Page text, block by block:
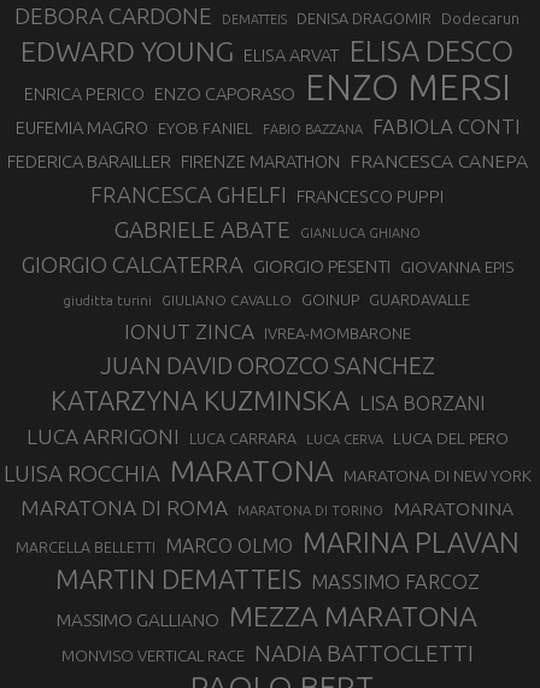
DEBORA CARDONE DEMATTEIS DENISA DRAGOMIR Dodecarun
EDWARD YOUNG ELISA ARVAT ELISA DESCO
ENRICA PERICO ENZO CAPORASO ENZO MERSI
EUFEMIA MAGRO EYOB FANIEL FABIO BAZZANA FABIOLA CONTI
FEDERICA BARAILLER FIRENZE MARATHON FRANCESCA CANEPA
FRANCESCA GHELFI FRANCESCO PUPPI
GABRIELE ABATE GIANLUCA GHIANO
GIORGIO CALCATERRA GIORGIO PESENTI GIOVANNA EPIS
giuditta turini GIULIANO CAVALLO GOINUP GUARDAVALLE
IONUT ZINCA IVREA-MOMBARONE
JUAN DAVID OROZCO SANCHEZ
KATARZYNA KUZMINSKA LISA BORZANI
LUCA ARRIGONI LUCA CARRARA LUCA CERVA LUCA DEL PERO
LUISA ROCCHIA MARATONA MARATONA DI NEW YORK
MARATONA DI ROMA MARATONA DI TORINO MARATONINA
MARCELLA BELLETTI MARCO OLMO MARINA PLAVAN
MARTIN DEMATTEIS MASSIMO FARCOZ
MASSIMO GALLIANO MEZZA MARATONA
MONVISO VERTICAL RACE NADIA BATTOCLETTI